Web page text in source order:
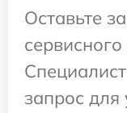
Оставьте
запрос для